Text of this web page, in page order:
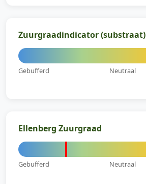
Zuurgraadindicator (substraat)
Gebufferd Neutraal
Ellenberg Zuurgraad
Gebufferd Neutraal